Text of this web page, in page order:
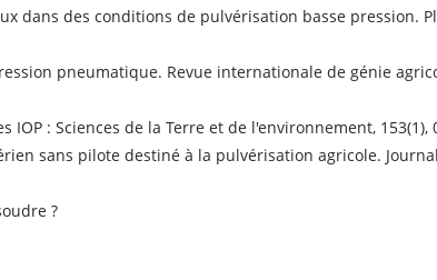
dans des conditions de pulvérisation basse pression.
pneumatique. Revue internationale de génie
: Sciences de la Terre et de l'environnement, 153(1),
sans pilote destiné à la pulvérisation agricole.
?